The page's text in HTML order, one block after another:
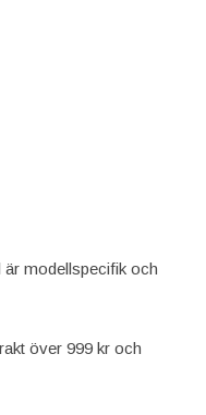
är modellspecifik och
över 999 kr och